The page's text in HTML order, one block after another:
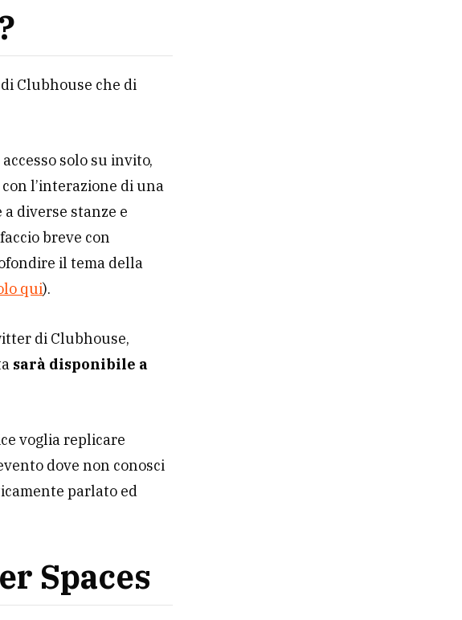
Clubhouse che di
solo su invito,
l’interazione di una
diverse stanze e
breve con
il tema della
qui).
di Clubhouse,
sarà disponibile a
voglia replicare
dove non conosci
parlato ed
Spaces